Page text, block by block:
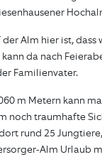
Alm hier ist, dass
da nach
Familienvater.
m Metern kann
noch traumhafte
rund 25
Alm Urlaub